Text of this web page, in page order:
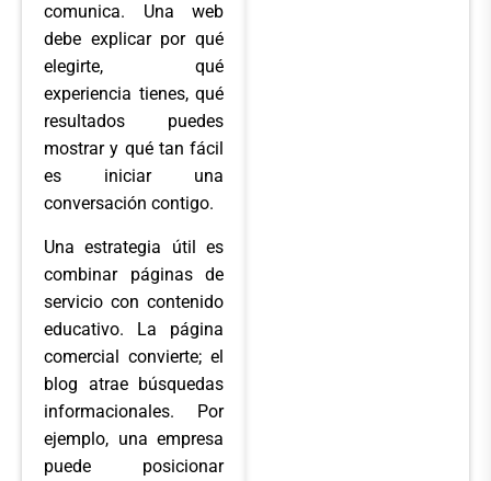
comunica. Una web
debe explicar por qué
elegirte, qué
experiencia tienes, qué
resultados puedes
mostrar y qué tan fácil
es iniciar una
conversación contigo.
Una estrategia útil es
combinar páginas de
servicio con contenido
educativo. La página
comercial convierte; el
blog atrae búsquedas
informacionales. Por
ejemplo, una empresa
puede posicionar